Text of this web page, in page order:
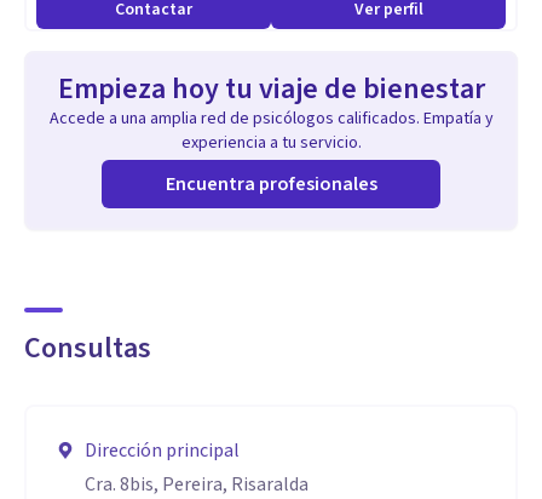
• Creación de Espacios Seguros y de Confianza
Contactar Ver perfil
Empieza hoy tu viaje de bienestar
Accede a una amplia red de psicólogos calificados. Empatía y
experiencia a tu servicio.
Encuentra profesionales
Consultas
Dirección principal
Cra. 8bis, Pereira, Risaralda